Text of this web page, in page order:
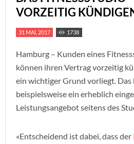
VORZEITIG
31 MAI, 2017 1738
Hamburg – Kunden eines
können ihren Vertrag vorzeitig
ein wichtiger Grund vorliegt. Das
beispielsweise ein erheblich
Leistungsangebot seitens des
«Entscheidend ist dabei, dass der